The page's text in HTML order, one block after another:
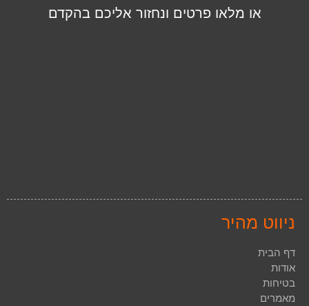
או מלאו פרטים ונחזור אליכם בהקדם
ניווט מהיר
דף הבית
אודות
בטיחות
מאמרים